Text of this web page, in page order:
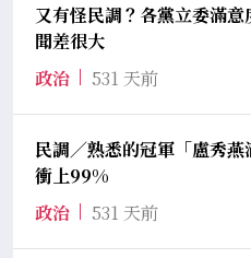
又有怪民調？各黨立委滿
聞差很大
政治
531 天前
民調／熟悉的冠軍「盧秀
衝上99%
政治
531 天前